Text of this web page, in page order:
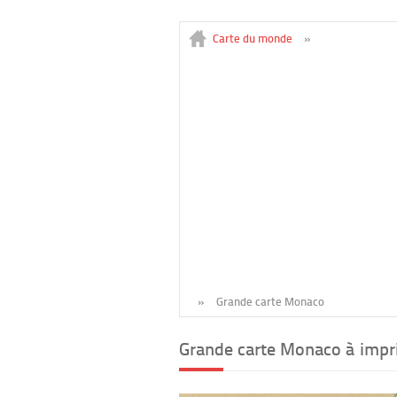
Carte du monde »
» Grande carte Monaco
Grande carte Monaco à